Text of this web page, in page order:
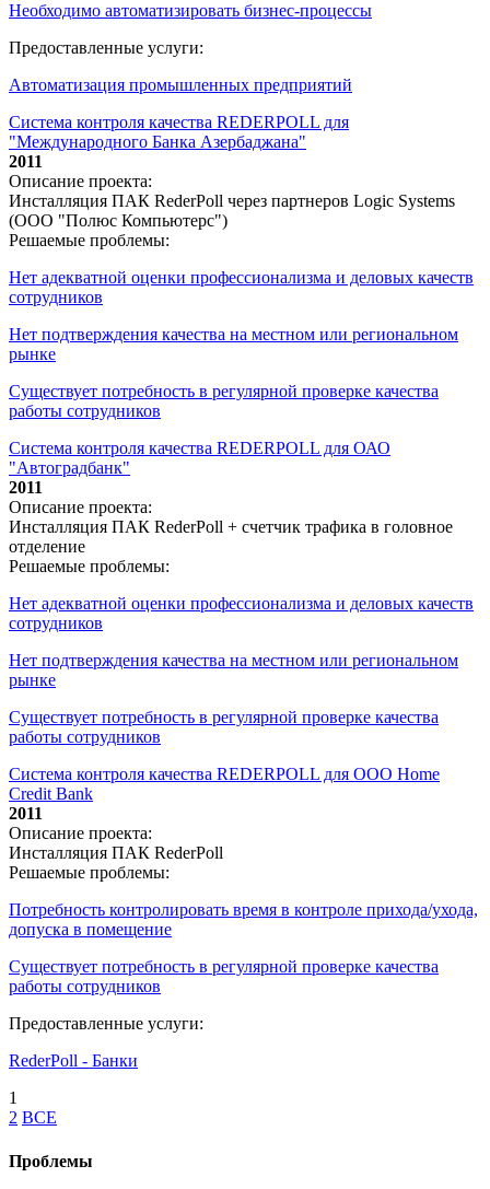
Необходимо автоматизировать бизнес-процессы
Предоставленные услуги:
Автоматизация промышленных предприятий
Система контроля качества REDERPOLL для
"Международного Банка Азербаджана"
2011
Описание проекта:
Инсталляция ПАК RederPoll через партнеров Logic Systems
(ООО "Полюс Компьютерс")
Решаемые проблемы:
Нет адекватной оценки профессионализма и деловых качеств
сотрудников
Нет подтверждения качества на местном или региональном
рынке
Существует потребность в регулярной проверке качества
работы сотрудников
Система контроля качества REDERPOLL для ОАО
"Автоградбанк"
2011
Описание проекта:
Инсталляция ПАК RederPoll + счетчик трафика в головное
отделение
Решаемые проблемы:
Нет адекватной оценки профессионализма и деловых качеств
сотрудников
Нет подтверждения качества на местном или региональном
рынке
Существует потребность в регулярной проверке качества
работы сотрудников
Система контроля качества REDERPOLL для ООО Home
Credit Bank
2011
Описание проекта:
Инсталляция ПАК RederPoll
Решаемые проблемы:
Потребность контролировать время в контроле прихода/ухода,
допуска в помещение
Существует потребность в регулярной проверке качества
работы сотрудников
Предоставленные услуги:
RederPoll - Банки
1
2 ВСЕ
Проблемы